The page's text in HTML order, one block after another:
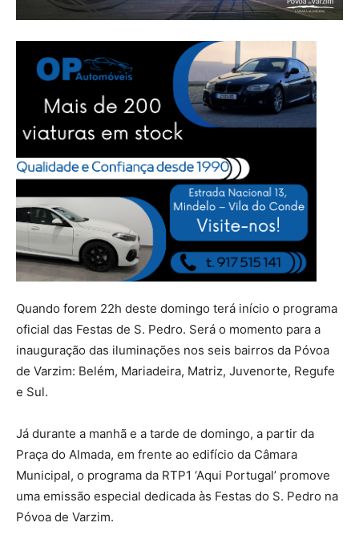
Quando forem 22h deste domingo terá início o programa
oficial das Festas de S. Pedro. Será o momento para a
inauguração das iluminações nos seis bairros da Póvoa
de Varzim: Belém, Mariadeira, Matriz, Juvenorte, Regufe
e Sul.
Já durante a manhã e a tarde de domingo, a partir da
Praça do Almada, em frente ao edifício da Câmara
Municipal, o programa da RTP1 ‘Aqui Portugal’ promove
uma emissão especial dedicada às Festas do S. Pedro na
Póvoa de Varzim.